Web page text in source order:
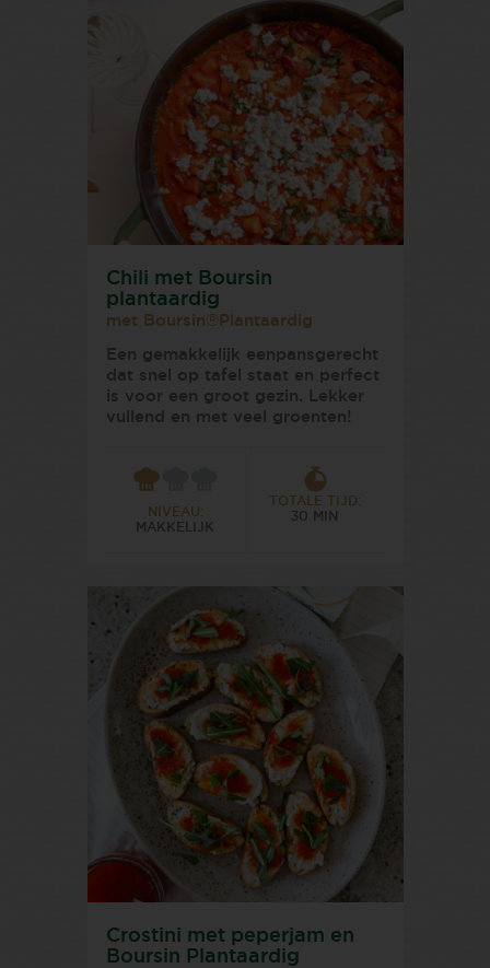
Chili met Boursin
plantaardig
met Boursin®Plantaardig
Een gemakkelijk eenpansgerecht
dat snel op tafel staat en perfect
is voor een groot gezin. Lekker
vullend en met veel groenten!
NIVEAU:
MAKKELIJK
TOTALE TIJD:
30 MIN
Crostini met peperjam en
Boursin Plantaardig